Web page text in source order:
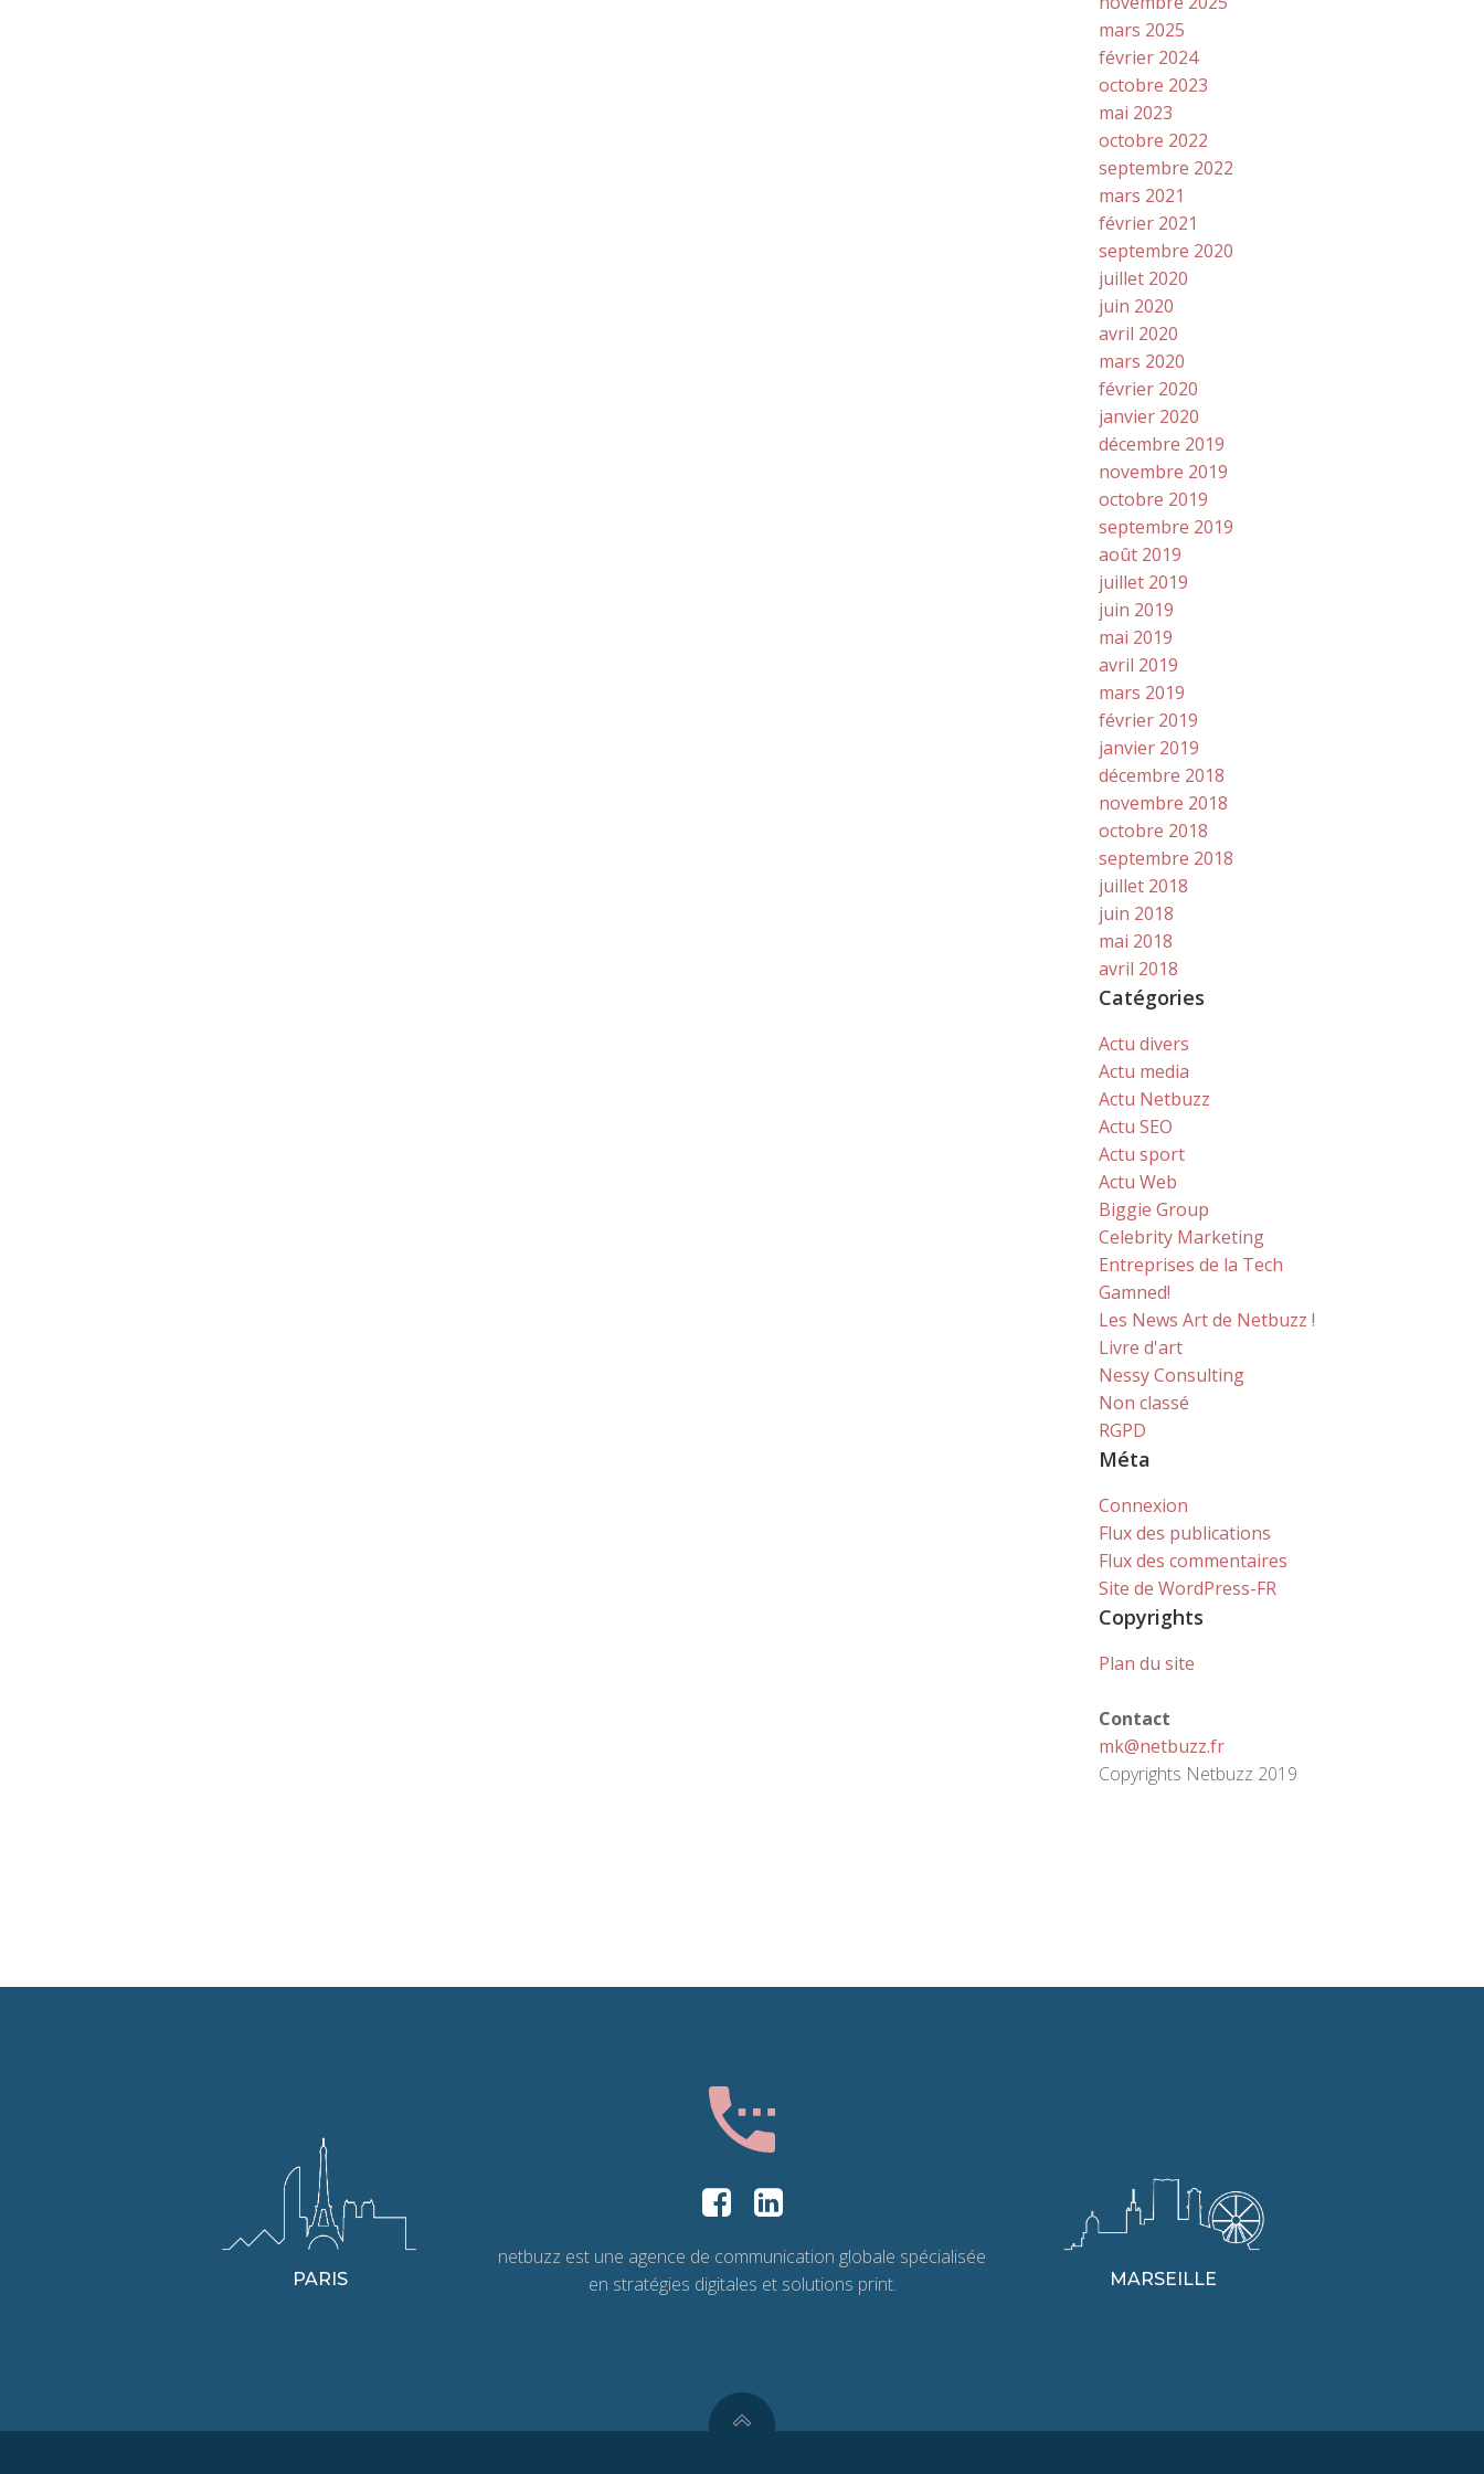
mars 2025
février 2024
octobre 2023
mai 2023
octobre 2022
septembre 2022
mars 2021
février 2021
septembre 2020
juillet 2020
juin 2020
avril 2020
mars 2020
février 2020
janvier 2020
décembre 2019
novembre 2019
octobre 2019
septembre 2019
août 2019
juillet 2019
juin 2019
mai 2019
avril 2019
mars 2019
février 2019
janvier 2019
décembre 2018
novembre 2018
octobre 2018
septembre 2018
juillet 2018
juin 2018
mai 2018
avril 2018
Catégories
Actu divers
Actu media
Actu Netbuzz
Actu SEO
Actu sport
Actu Web
Biggie Group
Celebrity Marketing
Entreprises de la Tech
Gamned!
Les News Art de Netbuzz !
Livre d'art
Nessy Consulting
Non classé
RGPD
Méta
Connexion
Flux des publications
Flux des commentaires
Site de WordPress-FR
Copyrights
Plan du site
Contact
mk@netbuzz.fr
Copyrights Netbuzz 2019
PARIS
netbuzz est une agence de communication globale spécialisée
en stratégies digitales et solutions print.
MARSEILLE